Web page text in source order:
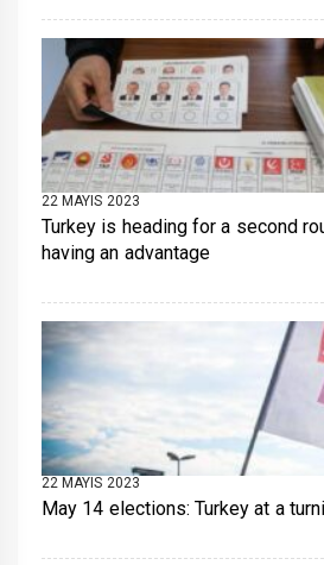
22 MAYIS 2023
Turkey is heading for a second
having an advantage
22 MAYIS 2023
May 14 elections: Turkey at a